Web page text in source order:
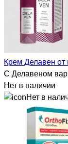
Крем Делавен от
С Делавеном
Нет в наличии
Нет в